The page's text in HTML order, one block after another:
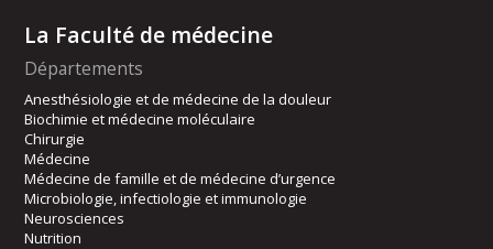
La Faculté de médecine
Départements
Anesthésiologie et de médecine de la douleur
Biochimie et médecine moléculaire
Chirurgie
Médecine
Médecine de famille et de médecine d’urgence
Microbiologie, infectiologie et immunologie
Neurosciences
Nutrition